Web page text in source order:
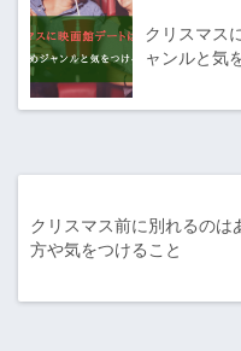
クリスマス
ャンルと気
クリスマス前に別れるのは
方や気をつけること